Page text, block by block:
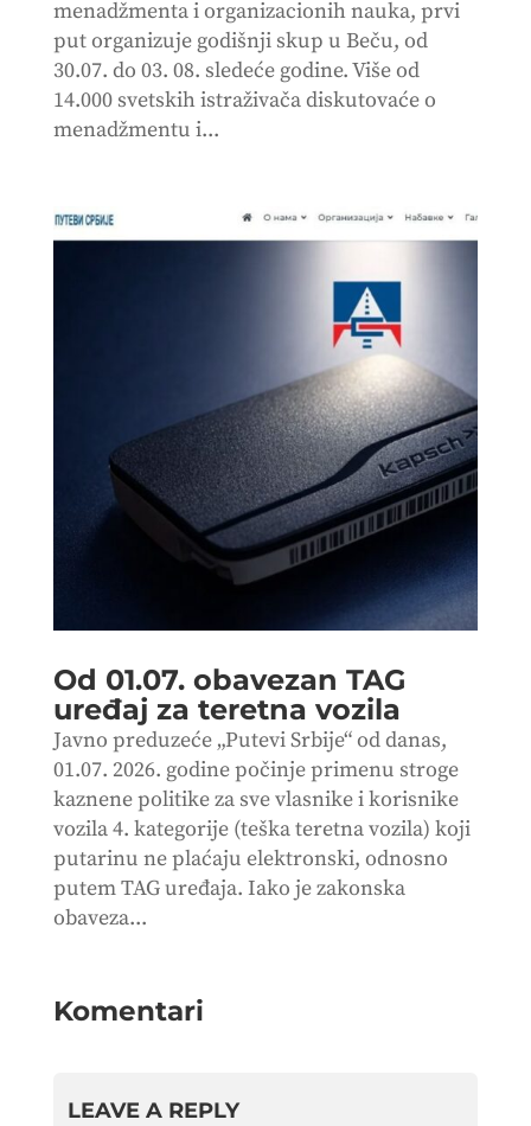
menadžmenta i organizacionih nauka, prvi
put organizuje godišnji skup u Beču, od
30.07. do 03. 08. sledeće godine. Više od
14.000 svetskih istraživača diskutovaće o
menadžmentu i...
Od 01.07. obavezan TAG
uređaj za teretna vozila
Javno preduzeće „Putevi Srbije“ od danas,
01.07. 2026. godine počinje primenu stroge
kaznene politike za sve vlasnike i korisnike
vozila 4. kategorije (teška teretna vozila) koji
putarinu ne plaćaju elektronski, odnosno
putem TAG uređaja. Iako je zakonska
obaveza...
Komentari
LEAVE A REPLY